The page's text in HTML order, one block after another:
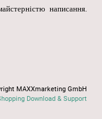
написання.
MAXXmarketing GmbH
Download & Support